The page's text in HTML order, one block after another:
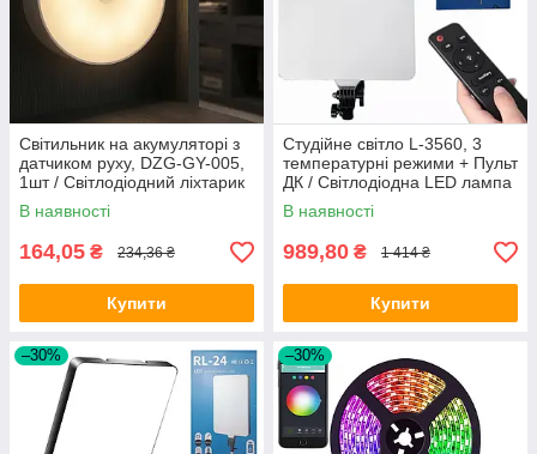
Світильник на акумуляторі з
датчиком руху, DZG-GY-005,
1шт / Світлодіодний ліхтарик
на магніті / Бра
В наявності
164,05 ₴ 234,36 ₴
Купити
Студійне світло L-3560, 3
температурні режими + Пульт
ДК / Світлодіодна LED лампа
для фото та відео
В наявності
989,80 ₴ 1 414 ₴
Купити
–30% –30%